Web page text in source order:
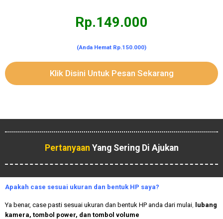
Rp.149.000
(Anda Hemat Rp.150.000)
Klik Disini Untuk Pesan Sekarang
Pertanyaan Yang Sering Di Ajukan
Apakah case sesuai ukuran dan bentuk HP saya?
Ya benar, case pasti sesuai ukuran dan bentuk HP anda dari mulai
lubang
kamera, tombol power, dan tombol volume